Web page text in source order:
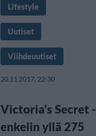
Lifestyle
Uutiset
Viihdeuutiset
20.11.2017, 22:30
Victoria’s Secret -
enkelin yllä 275